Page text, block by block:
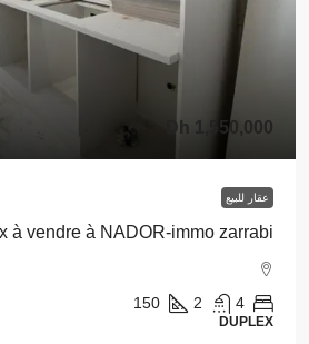
1,550,000 Dh
عقار للبيع
à vendre à NADOR-immo zarrabi
4
2
150
DUPLEX